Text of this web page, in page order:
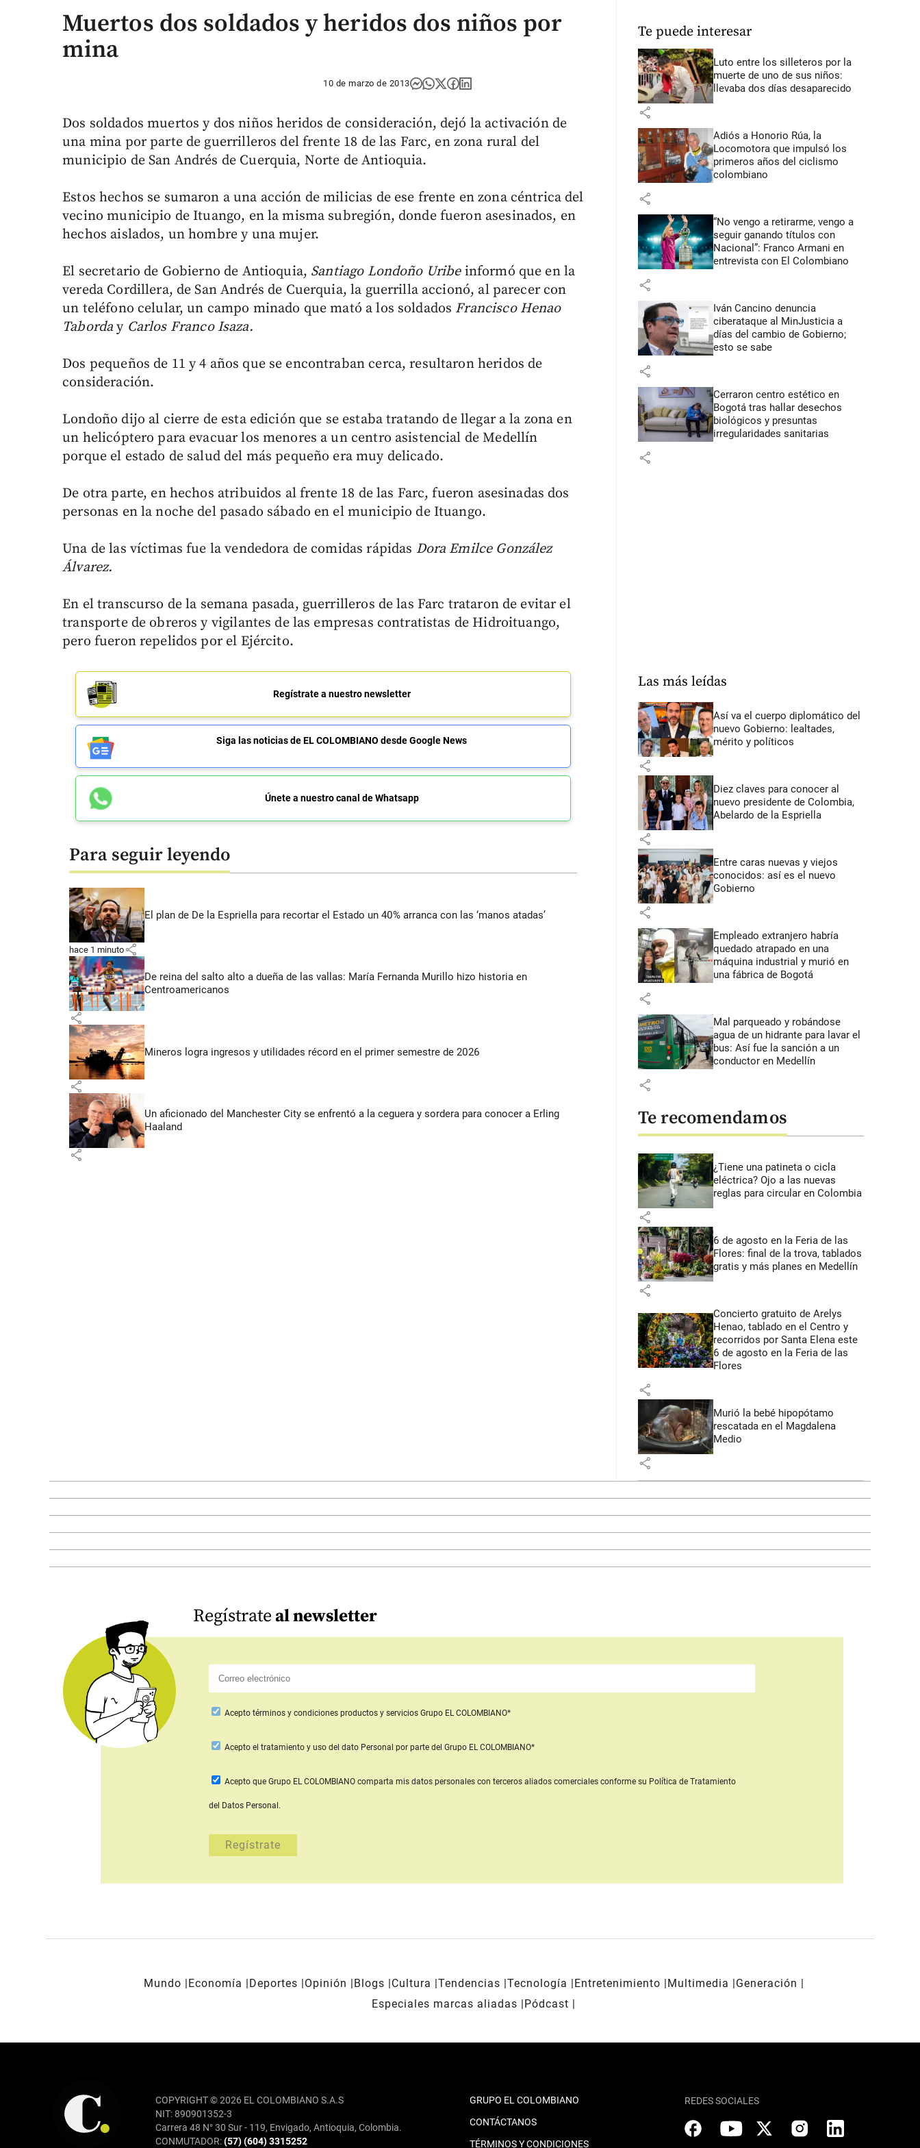
Muertos dos soldados y heridos dos niños por
mina
10 de marzo de 2013
Dos soldados muertos y dos niños heridos de consideración, dejó la activación de
una mina por parte de guerrilleros del frente 18 de las Farc, en zona rural del
municipio de San Andrés de Cuerquia, Norte de Antioquia.
Estos hechos se sumaron a una acción de milicias de ese frente en zona céntrica del
vecino municipio de Ituango, en la misma subregión, donde fueron asesinados, en
hechos aislados, un hombre y una mujer.
El secretario de Gobierno de Antioquia, Santiago Londoño Uribe informó que en la
vereda Cordillera, de San Andrés de Cuerquia, la guerrilla accionó, al parecer con
un teléfono celular, un campo minado que mató a los soldados Francisco Henao
Taborday Carlos Franco Isaza.
Dos pequeños de 11 y 4 años que se encontraban cerca, resultaron heridos de
consideración.
Londoño dijo al cierre de esta edición que se estaba tratando de llegar a la zona en
un helicóptero para evacuar los menores a un centro asistencial de Medellín
porque el estado de salud del más pequeño era muy delicado.
De otra parte, en hechos atribuidos al frente 18 de las Farc, fueron asesinadas dos
personas en la noche del pasado sábado en el municipio de Ituango.
Una de las víctimas fue la vendedora de comidas rápidas Dora Emilce González
Álvarez.
En el transcurso de la semana pasada, guerrilleros de las Farc trataron de evitar el
transporte de obreros y vigilantes de las empresas contratistas de Hidroituango,
pero fueron repelidos por el Ejército.
Regístrate a nuestro newsletter
Siga las noticias de EL COLOMBIANO desde Google News
Únete a nuestro canal de Whatsapp
Para seguir leyendo
El plan de De la Espriella para recortar el Estado un 40% arranca con las ‘manos atadas’
hace 1 minuto share
De reina del salto alto a dueña de las vallas: María Fernanda Murillo hizo historia en
Centroamericanos
share
Mineros logra ingresos y utilidades récord en el primer semestre de 2026
share
Un aficionado del Manchester City se enfrentó a la ceguera y sordera para conocer a Erling
Haaland
share
Te puede interesar
Luto entre los silleteros por la
muerte de uno de sus niños:
llevaba dos días desaparecido
share
Adiós a Honorio Rúa, la
Locomotora que impulsó los
primeros años del ciclismo
colombiano
share
“No vengo a retirarme, vengo a
seguir ganando títulos con
Nacional”: Franco Armani en
entrevista con El Colombiano
share
Iván Cancino denuncia
ciberataque al MinJusticia a
días del cambio de Gobierno;
esto se sabe
share
Cerraron centro estético en
Bogotá tras hallar desechos
biológicos y presuntas
irregularidades sanitarias
share
Las más leídas
Así va el cuerpo diplomático del
nuevo Gobierno: lealtades,
mérito y políticos
share
Diez claves para conocer al
nuevo presidente de Colombia,
Abelardo de la Espriella
share
Entre caras nuevas y viejos
conocidos: así es el nuevo
Gobierno
share
Empleado extranjero habría
quedado atrapado en una
máquina industrial y murió en
una fábrica de Bogotá
share
Mal parqueado y robándose
agua de un hidrante para lavar el
bus: Así fue la sanción a un
conductor en Medellín
share
Te recomendamos
¿Tiene una patineta o cicla
eléctrica? Ojo a las nuevas
reglas para circular en Colombia
share
6 de agosto en la Feria de las
Flores: final de la trova, tablados
gratis y más planes en Medellín
share
Concierto gratuito de Arelys
Henao, tablado en el Centro y
recorridos por Santa Elena este
6 de agosto en la Feria de las
Flores
share
Murió la bebé hipopótamo
rescatada en el Magdalena
Medio
share
Regístrateal newsletter
Acepto términos y condiciones productos y servicios Grupo EL COLOMBIANO*
Aceptoel tratamiento y uso del dato Personal por parte del Grupo EL COLOMBIANO*
Acepto que Grupo EL COLOMBIANO comparta mis datos personales con terceros aliados comercialesconforme su Política de Tratamiento
del Datos Personal.
Mundo Economía Deportes Opinión Blogs Cultura Tendencias Tecnología Entretenimiento Multimedia
Generación
Especiales marcas aliadas
Pódcast
COPYRIGHT © 2026 EL COLOMBIANO S.A.S
NIT: 890901352-3
Carrera 48 N° 30 Sur - 119, Envigado, Antioquia, Colombia.
CONMUTADOR:(57) (604) 3315252
GRUPO EL COLOMBIANO
CONTÁCTANOS
TÉRMINOS Y CONDICIONES
REDES SOCIALES